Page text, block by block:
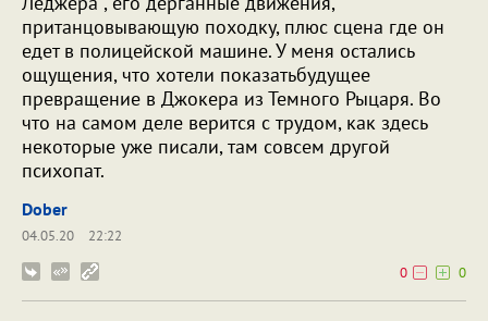
пританцовывающую походку, плюс сцена где он
едет в полицейской машине. У меня остались
ощущения, что хотели показатьбудущее
превращение в Джокера из Темного Рыцаря. Во
что на самом деле верится с трудом, как здесь
некоторые уже писали, там совсем другой
психопат.
Dober
04.05.20
22:22
0
0